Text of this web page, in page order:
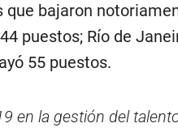
que bajaron
puestos; Río de
55 puestos.
en la gestión del